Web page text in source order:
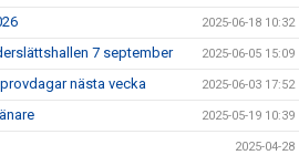
2025-06-18 10:32
7 september 2025-06-05 15:09
nästa vecka 2025-06-03 17:52
2025-05-19 10:39
2025-04-28